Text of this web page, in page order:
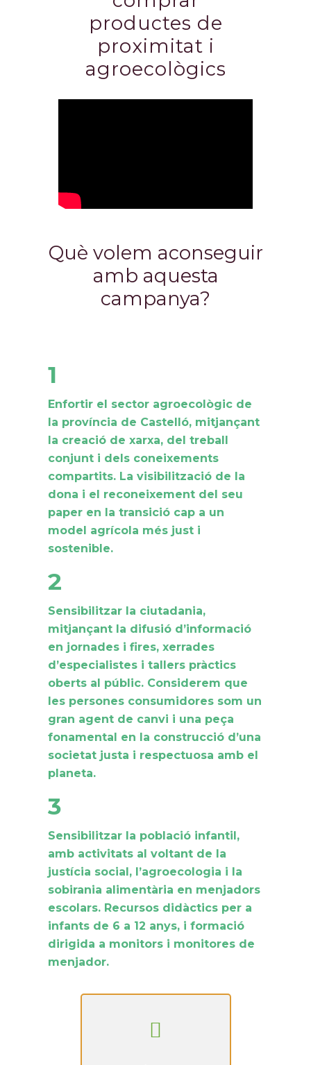
productes de
proximitat i
agroecològics
Què volem aconseguir
amb aquesta
campanya?
1
Enfortir el sector agroecològic de
la província de Castelló, mitjançant
la creació de xarxa, del treball
conjunt i dels coneixements
compartits. La visibilització de la
dona i el reconeixement del seu
paper en la transició cap a un
model agrícola més just i
sostenible.
2
Sensibilitzar la ciutadania,
mitjançant la difusió d’informació
en jornades i fires, xerrades
d’especialistes i tallers pràctics
oberts al públic. Considerem que
les persones consumidores som un
gran agent de canvi i una peça
fonamental en la construcció d’una
societat justa i respectuosa amb el
planeta.
3
Sensibilitzar la població infantil,
amb activitats al voltant de la
justícia social, l’agroecologia i la
sobirania alimentària en menjadors
escolars. Recursos didàctics per a
infants de 6 a 12 anys, i formació
dirigida a monitors i monitores de
menjador.